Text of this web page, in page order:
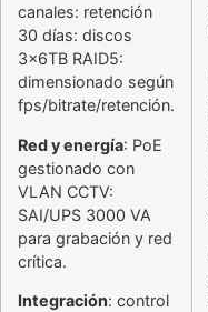
canales: retención
30 días: discos
3x6TB RAID5:
dimensionado según
fps/bitrate/retención.
Red y energía: PoE
gestionado con
VLAN CCTV:
SAI/UPS 3000 VA
para grabación y red
crítica.
Integración: control